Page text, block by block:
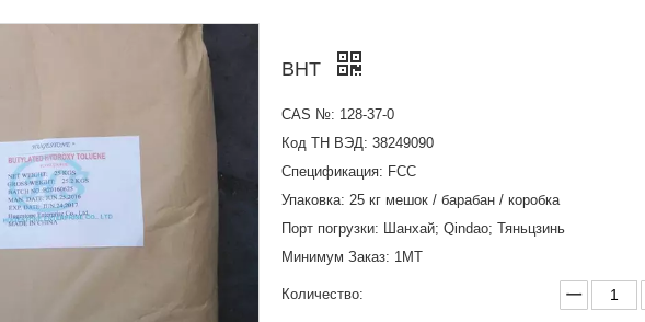
BHT
CAS №: 128-37-0
Код ТН ВЭД: 38249090
Спецификация: FCC
Упаковка: 25 кг мешок / барабан / коробка
Порт погрузки: Шанхай; Qindao; Тяньцзинь
Минимум Заказ: 1MT
Количество: